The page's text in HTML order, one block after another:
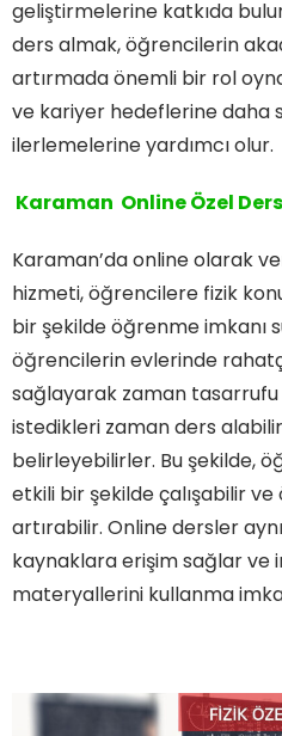
geliştirmelerine katkıda
ders almak, öğrencilerin
artırmada önemli bir rol
ve kariyer hedeflerine daha
ilerlemelerine yardımcı olur.
Karaman Online Özel Ders
Karaman’da online olarak
hizmeti, öğrencilere fizik
bir şekilde öğrenme imkanı
öğrencilerin evlerinde
sağlayarak zaman
istedikleri zaman ders
belirleyebilirler. Bu şekilde,
etkili bir şekilde çalışabilir ve
artırabilir. Online dersler
kaynaklara erişim sağlar
materyallerini kullanma